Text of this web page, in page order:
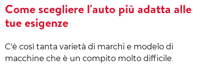
Come scegliere l'auto più adatta alle
tue esigenze
C'è così tanta varietà di marchi e modelo di
macchine che è un compito molto difficile